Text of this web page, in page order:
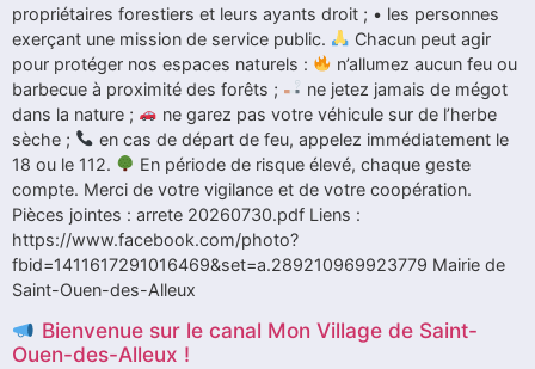
propriétaires forestiers et leurs ayants droit ; • les personnes
exerçant une mission de service public.
Chacun peut agir
pour protéger nos espaces naturels :
n’allumez aucun feu ou
barbecue à proximité des forêts ;
ne jetez jamais de mégot
dans la nature ;
ne garez pas votre véhicule sur de l’herbe
sèche ;
en cas de départ de feu, appelez immédiatement le
18 ou le 112.
En période de risque élevé, chaque geste
compte. Merci de votre vigilance et de votre coopération.
Pièces jointes : arrete 20260730.pdf Liens :
https://www.facebook.com/photo?
fbid=1411617291016469&set=a.289210969923779 Mairie de
Saint-Ouen-des-Alleux
Bienvenue sur le canal Mon Village de Saint-
Ouen-des-Alleux !